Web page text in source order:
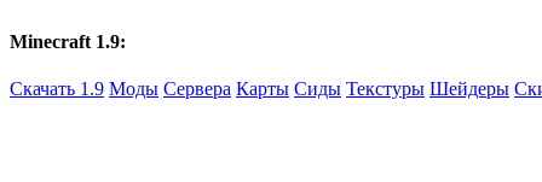
Minecraft 1.9:
Скачать 1.9 Моды Сервера Карты Сиды Текстуры Шейдеры